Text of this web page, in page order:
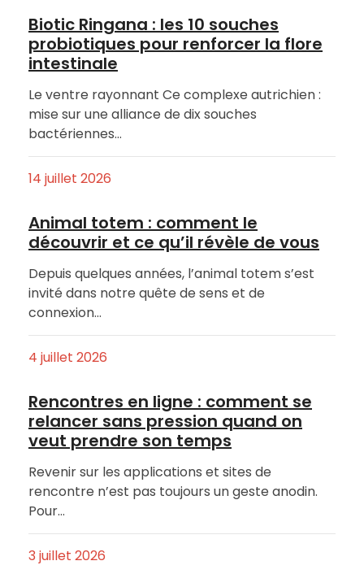
Biotic Ringana : les 10 souches
probiotiques pour renforcer la flore
intestinale
Le ventre rayonnant Ce complexe autrichien :
mise sur une alliance de dix souches
bactériennes…
14 juillet 2026
Animal totem : comment le
découvrir et ce qu’il révèle de vous
Depuis quelques années, l’animal totem s’est
invité dans notre quête de sens et de
connexion…
4 juillet 2026
Rencontres en ligne : comment se
relancer sans pression quand on
veut prendre son temps
Revenir sur les applications et sites de
rencontre n’est pas toujours un geste anodin.
Pour…
3 juillet 2026